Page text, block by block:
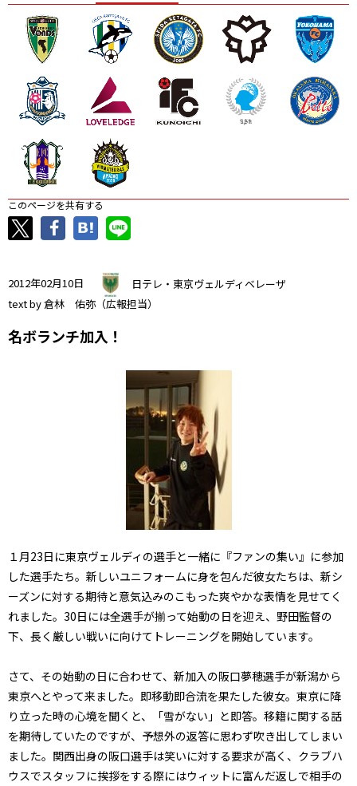
ニッパツ 名古屋 静岡 愛媛Ｌ
このページを共有する
2012年02月10日
日テレ・東京ヴェルディベレーザ
text by 倉林 佑弥（広報担当）
名ボランチ加入！
１月23日に東京ヴェルディの選手と一緒に『ファンの集い』に参加
した選手たち。新しいユニフォームに身を包んだ彼女たちは、新シ
ーズンに対する期待と意気込みのこもった爽やかな表情を見せてく
れました。30日には全選手が揃って始動の日を迎え、野田監督の
下、長く厳しい戦いに向けてトレーニングを開始しています。
さて、その始動の日に合わせて、新加入の阪口夢穂選手が新潟から
東京へとやって来ました。即移動即合流を果たした彼女。東京に降
り立った時の心境を聞くと、「雪がない」と即答。移籍に関する話
を期待していたのですが、予想外の返答に思わず吹き出してしまい
ました。関西出身の阪口選手は笑いに対する要求が高く、クラブハ
ウスでスタッフに挨拶をする際にはウィットに富んだ返しで相手の